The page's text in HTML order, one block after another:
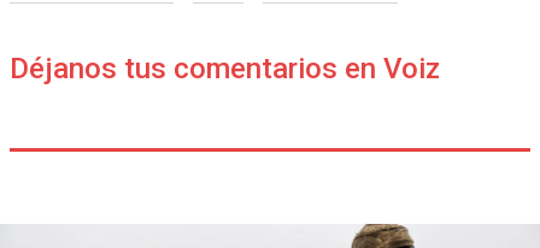
Déjanos tus comentarios en Voiz